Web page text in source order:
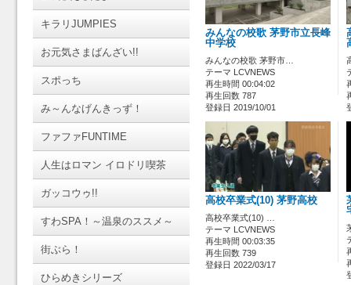
キラリJUMPIES
お元気さまばんざい!!
スポっち
み～んなげんきっず！
ファファFUNTIME
人生はロマン イロドリ喫茶
ガッコウゥ!!
すわSPA！～温泉のススメ～
街ぶら！
ひらめきシリーズ
みんなの校歌 茅野市立長峰
中学校
みんなの校歌 茅野市…
テーマ LCVNEWS
再生時間 00:04:02
再生回数 787
登録日 2019/10/01
高校卒業式(10) 茅野高校
高校卒業式(10) …
テーマ LCVNEWS
再生時間 00:03:35
再生回数 739
登録日 2022/03/17